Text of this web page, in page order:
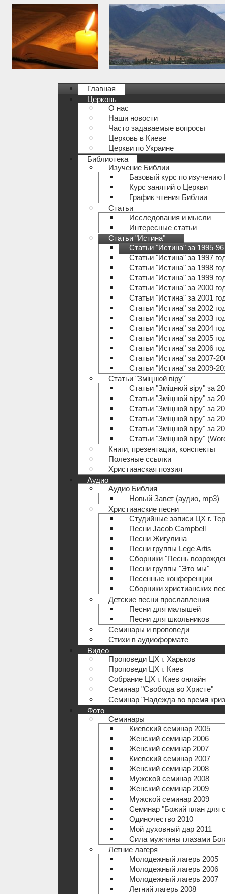
Главная
Церковь
О нас
Наши новости
Часто задаваемые вопросы
Церковь в Киеве
Церкви по Украине
Библиотека
Изучение Библии
Базовый курс по изучению
Курс занятий о Церкви
График чтения Библии
Статьи
Исследования и мысли
Интересные статьи
Статьи "Истина"
Статьи "Истина" за 1995-
Статьи "Истина" за 1997
Статьи "Истина" за 1998
Статьи "Истина" за 1999
Статьи "Истина" за 2000
Статьи "Истина" за 2001
Статьи "Истина" за 2002
Статьи "Истина" за 2003
Статьи "Истина" за 2004
Статьи "Истина" за 2005
Статьи "Истина" за 2006
Статьи "Истина" за 2007-
Статьи "Истина" за 2009-
Статьи "Зміцнюй віру"
Статьи "Зміцнюй віру" за
Статьи "Зміцнюй віру" за
Статьи "Зміцнюй віру" за
Статьи "Зміцнюй віру" за
Статьи "Зміцнюй віру" за
Статьи "Зміцнюй віру"
Книги, презентации, конспекты
Полезные ccылки
Христианская поэзия
Аудио
Аудио Библия
Новый Завет (аудио, mp3)
Христианские песни
Студийные записи ЦХ г.
Песни Jacob Campbell
Песни Жигулина
Песни группы Lege Artis
Сборники "Песнь
Песни группы "Это мы"
Песенные конференции
Сборники христианских
Детские песни прославления
Песни для малышей
Песни для школьников
Семинары и проповеди
Стихи в аудиоформате
Видео
Проповеди ЦХ г. Харьков
Проповеди ЦХ г. Киев
Собрание ЦХ г. Киев онлайн
Семинар "Свобода во Христе"
Семинар "Надежда во время
Фото
Семинары
Киевский семинар 2005
Женский семинар 2006
Женский семинар 2007
Киевский семинар 2007
Женский семинар 2008
Мужской семинар 2008
Женский семинар 2009
Мужской семинар 2009
Семинар "Божий план для
Одиночество 2010
Мой духовный дар 2011
Сила мужчины глазами
Летние лагеря
Молодежный лагерь 2005
Молодежный лагерь 2006
Молодежный лагерь 2007
Летний лагерь 2008